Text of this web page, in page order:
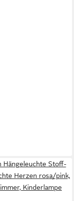
Hängeleuchte Stoff-
Herzen rosa/pink,
Kinderlampe